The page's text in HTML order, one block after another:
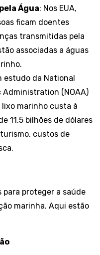
Água: Nos EUA,
ficam doentes
transmitidas pela
associadas a águas
estudo da National
Administration (NOAA)
marinho custa à
11,5 bilhões de dólares
custos de
proteger a saúde
marinha. Aqui estão